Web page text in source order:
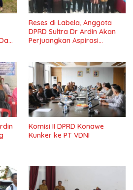
Reses di Labela, Anggota
DPRD Sultra Dr Ardin Akan
Perjuangkan Aspirasi
Komisi II DPRD Konawe
Kunker ke PT VDNI